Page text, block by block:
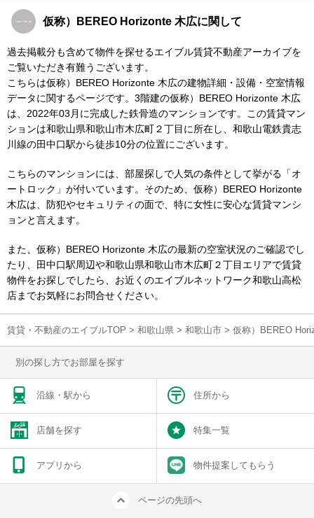
仮称）BEREO Horizonte 木広に関して
過去掲載分も含めて物件を探せるエイブル賃貸不動産アーカイブを
ご覧いただき有難うございます。
こちらは仮称）BEREO Horizonte 木広の建物詳細・設備・空室情報
データに関するページです。3階建の仮称）BEREO Horizonte 木広
は、2022年03月に完成した鉄骨造のマンションです。この賃貸マン
ションは和歌山県和歌山市木広町２丁目に所在し、和歌山電鉄貴志
川線の田中口駅から徒歩10分の位置にございます。
こちらのマンションには、部屋探しで人気の条件として挙がる「オ
ートロック」が付いています。そのため、仮称）BEREO Horizonte
木広は、防犯やセキュリティの面で、特に女性に安心な賃貸マンシ
ョンと言えます。
また、仮称）BEREO Horizonte 木広の最新の空室状況のご確認でし
たり、田中口駅周辺や和歌山県和歌山市木広町２丁目エリアで賃貸
物件をお探しでしたら、お近くのエイブルネットワーク和歌山高松
店までお気軽にお問合せください。
賃貸・不動産のエイブルTOP > 和歌山県 > 和歌山市 > 仮称）BEREO
別の探し方でお部屋を探す
沿線・駅から 住所から
店舗を探す 特集一覧
アプリから 物件提案してもらう
ページの先頭へ